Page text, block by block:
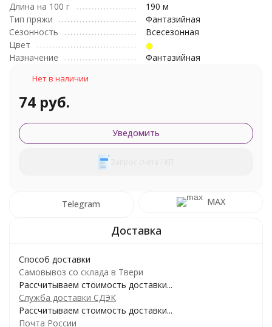
Длина на 100 г
190 м
Тип пряжи
Фантазийная
Сезонность
Всесезонная
Цвет
Назначение
Фантазийная
Нет в наличии
74 руб.
Уведомить
Telegram MAX
Способ доставки
Самовывоз со склада в Твери
Рассчитываем стоимость доставки...
Служба доставки СДЭК
Рассчитываем стоимость доставки...
Почта России